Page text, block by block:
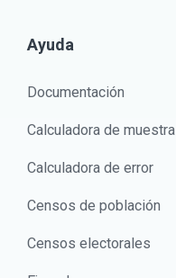
Ayuda
Documentación
Calculadora de muestra
Calculadora de error
Censos de población
Censos electorales